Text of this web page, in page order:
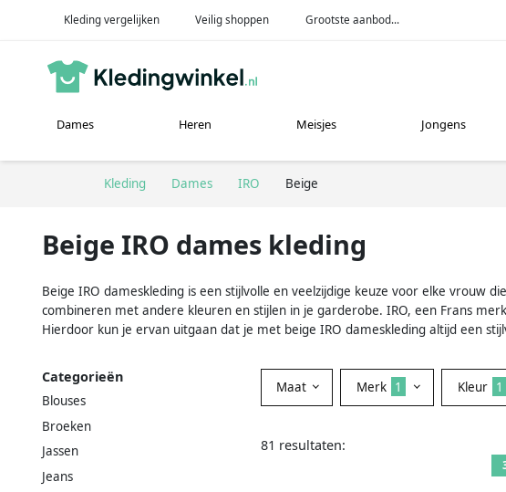
Kleding vergelijken Veilig shoppen Grootste aanbod...
Dames Heren Meisjes Jongens
Kleding Dames IRO Beige
Beige IRO dames kleding
Beige IRO dameskleding is een stijlvolle en veelzijdige keuze voor elke vrouw
combineren met andere kleuren en stijlen in je garderobe. IRO, een Frans
Hierdoor kun je ervan uitgaan dat je met beige IRO dameskleding altijd een
Categorieën
Blouses
Broeken
Jassen
Jeans
Maat Merk 1 Kleur 1
81 resultaten: